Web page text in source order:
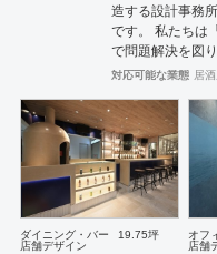
造する設計事務
です。 私たちは
で問題解決を図
を創造すること
らって始めて生
心」、「思いや
氣持ちを先に考
せるよう考え行
事人」となり「
繋がると考えま
ような「期待感
～cred～ 理念と
対応可能な業態 居
ダイニング・バー
19.75坪
店舗デザイン
オフ
店舗